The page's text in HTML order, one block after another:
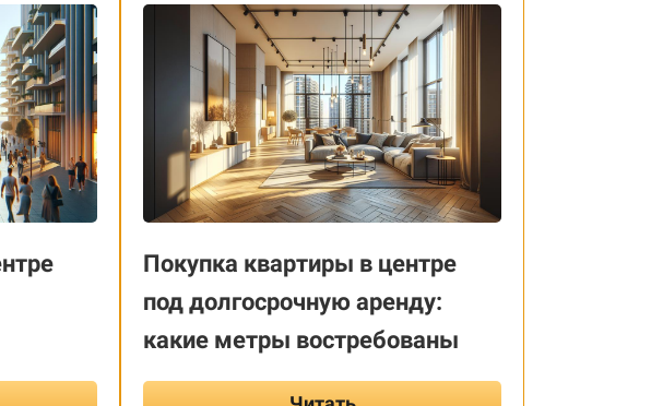
Покупка квартиры в центре
под долгосрочную аренду:
какие метры востребованы